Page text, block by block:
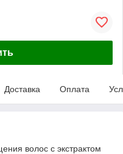
Доставка Оплата
волос c экстрактом